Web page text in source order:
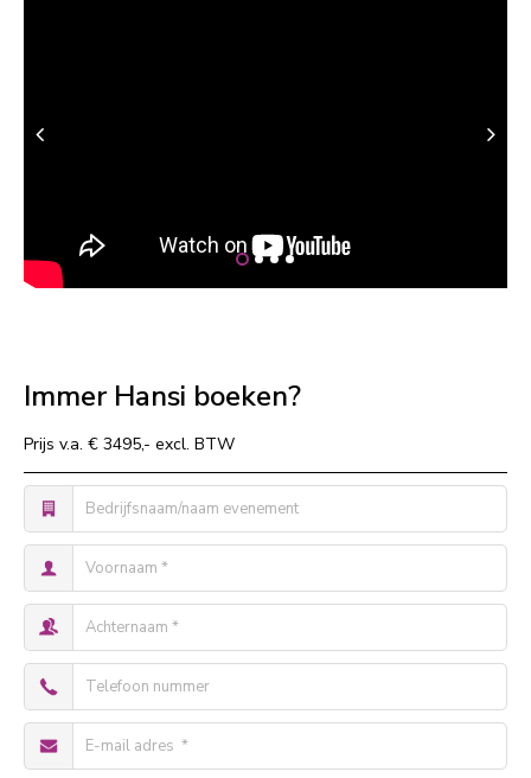
Immer Hansi boeken?
Prijs v.a. € 3495,- excl. BTW